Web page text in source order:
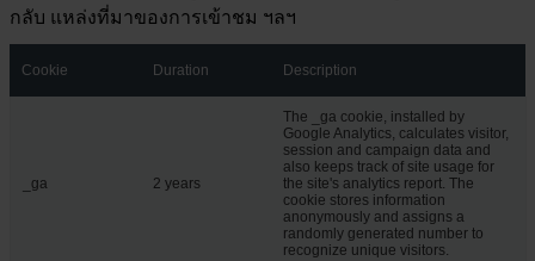
กลับ แหล่งที่มาของการเข้าชม ฯลฯ
Cookie Duration Description
_ga 2 years
The _ga cookie, installed by
Google Analytics, calculates visitor,
session and campaign data and
also keeps track of site usage for
the site's analytics report. The
cookie stores information
anonymously and assigns a
randomly generated number to
recognize unique visitors.